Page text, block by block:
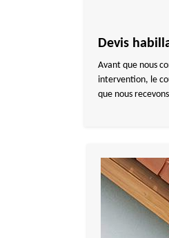
Devis
Avant que nous
intervention, le
que nous